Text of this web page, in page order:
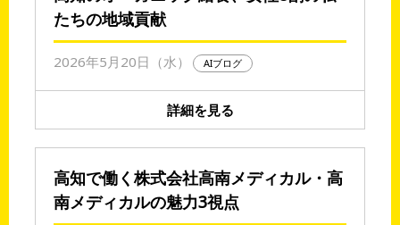
たちの地域貢献
2026年5月20日（水） AIブログ
詳細を見る
高知で働く株式会社高南メディカル・高
南メディカルの魅力3視点